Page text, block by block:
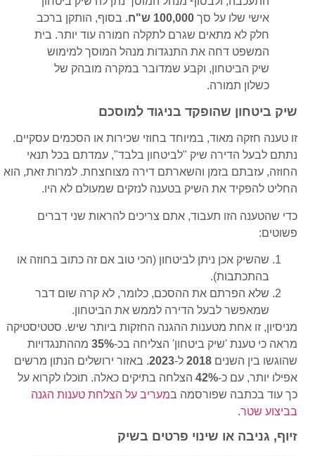
אישי שלו על סך 100,000 ש"ח
. בסוף, הותקן ברכב
חלק לא מתאים שגרם לתקלה חמורה עוד יותר. בית
המשפט דחה את התנגדות מנהל המוסך למימוש
שיק הביטחון, וקבע שמדובר במקרה מובהק של
כשלון תמורה.
שיק ביטחון שהופקד בניגוד למוסכם
זו טענה חזקה מאוד, במיוחד בחוזי שכירות או הסכמים עסקיים.
נתתם לבעל הדירה שיק "לביטחון בלבד", עמדתם בכל תנאי
החוזה, עזבתם בזמן והשארתם דירה מצוחצחת. למרות זאת, הוא
החליט להפקיד את השיק בטענה לנזקים שמעולם לא היו.
כדי שהטענה הזו תעבוד, אתם צריכים להראות שני דברים
פשוטים:
שהשיק אכן ניתן לביטחון (הכי טוב אם זה כתוב בחוזה או
בהתכתבות).
שלא הפרתם את ההסכם, כלומר, לא קרה שום דבר
שמאפשר לבעל הדירה לממש את הביטחון.
מניסיון, זו אחת מטענות ההגנה החזקות ביותר שיש. סטטיסטיקה
מראה כי טענת 'שיק ביטחון' הצליחה בכ-35% מההתנגדויות
שהוגשו בין השנים 2018 ל-2023. באזור ירושלים הנתון מרשים
אפילו יותר, עם כ-42% הצלחה בתיקים כאלה. תוכלו לקרוא על
כך עוד בכתבה שפורסמה במעריב על הצלחת טענות הגנה
בביצוע שטר.
זיוף, גניבה או שינוי פרטים בשיק